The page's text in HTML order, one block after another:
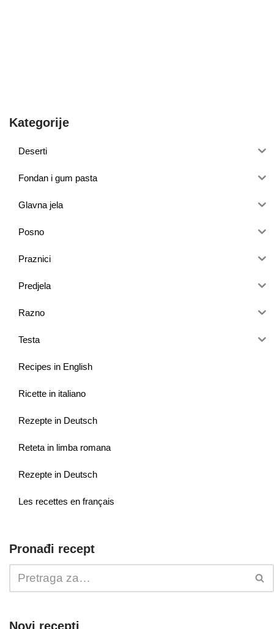
Kategorije
Deserti
Fondan i gum pasta
Glavna jela
Posno
Praznici
Predjela
Razno
Testa
Recipes in English
Ricette in italiano
Rezepte in Deutsch
Reteta in limba romana
Rezepte in Deutsch
Les recettes en français
Pronađi recept
Novi recepti